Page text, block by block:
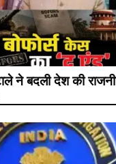
ने बदली देश की